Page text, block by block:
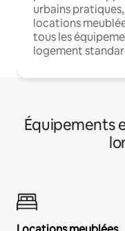
urbains
locations
tous les
logement
Équipements